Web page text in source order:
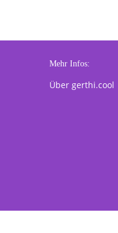
Mehr Infos:
Über gerthi.cool